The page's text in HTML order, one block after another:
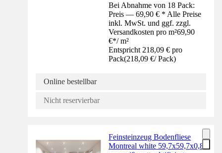
Bei Abnahme von 18 Pack:
Preis — 69,90 € * Alle Preise
inkl. MwSt. und ggf. zzgl.
Versandkosten pro m²69,90
€*/ m²
Entspricht 218,09 € pro
Pack(218,09 €/ Pack)
Online bestellbar
Nicht reservierbar
Feinsteinzeug Bodenfliese
Montreal white 59,7x59,7x0,8